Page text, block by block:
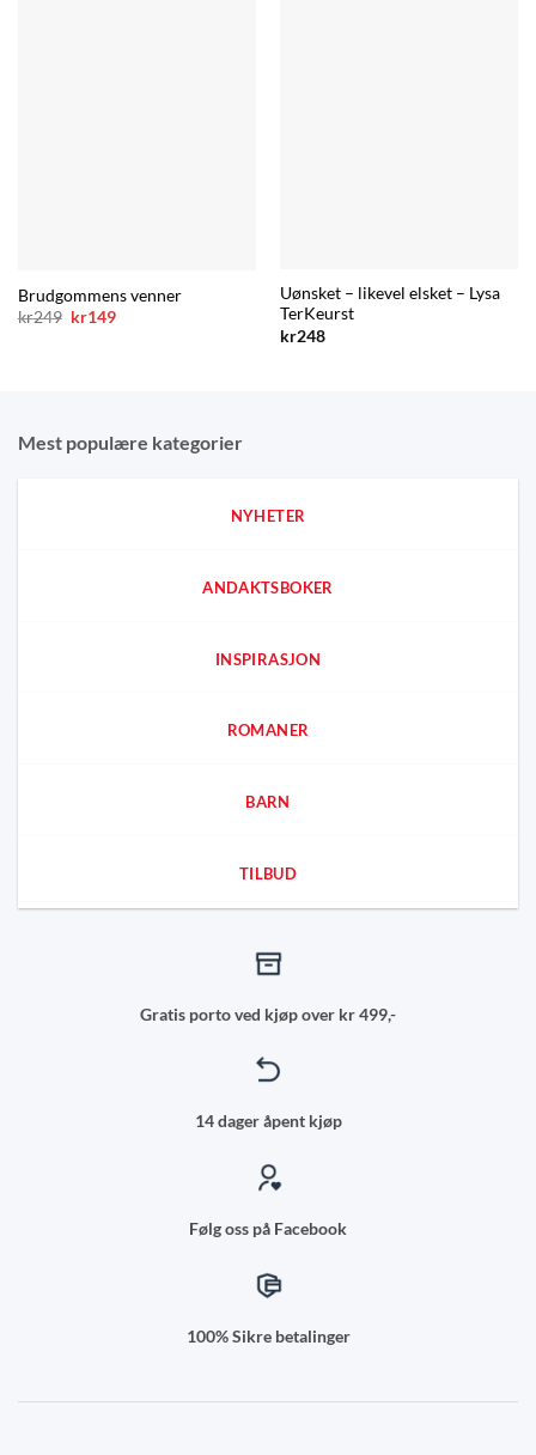
Brudgommens venner
kr249 Opprinnelig
kr149Nåværende
Uønsket – likevel elsket – Lysa
TerKeurst
kr248
Mest populære kategorier
NYHETER
ANDAKTSBOKER
INSPIRASJON
ROMANER
BARN
TILBUD
Gratis porto ved kjøp over kr 499,-
14 dager åpent kjøp
Følg oss på Facebook
100% Sikre betalinger